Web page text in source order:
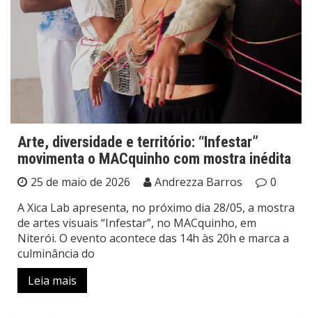
Arte, diversidade e território: “Infestar”
movimenta o MACquinho com mostra inédita
25 de maio de 2026 Andrezza Barros
0
A Xica Lab apresenta, no próximo dia 28/05, a mostra
de artes visuais “Infestar”, no MACquinho, em
Niterói. O evento acontece das 14h às 20h e marca a
culminância do
Leia mais